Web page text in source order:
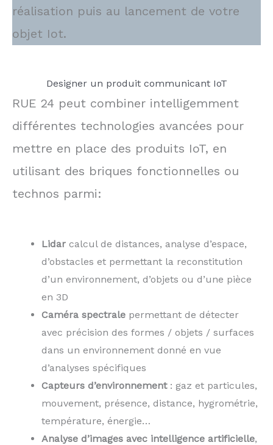
réalisation puis au lancement de votre
objet Iot.
Designer un produit communicant IoT
RUE 24 peut combiner intelligemment
différentes technologies avancées pour
mettre en place des produits IoT, en
utilisant des briques fonctionnelles ou
technos parmi:
Lidar calcul de distances, analyse d’espace,
d’obstacles et permettant la reconstitution
d’un environnement, d’objets ou d’une pièce
en 3D
Caméra spectrale permettant de détecter
avec précision des formes / objets / surfaces
dans un environnement donné en vue
d’analyses spécifiques
Capteurs d’environnement : gaz et particules,
mouvement, présence, distance, hygrométrie,
température, énergie…
Analyse d’images avec intelligence artificielle,